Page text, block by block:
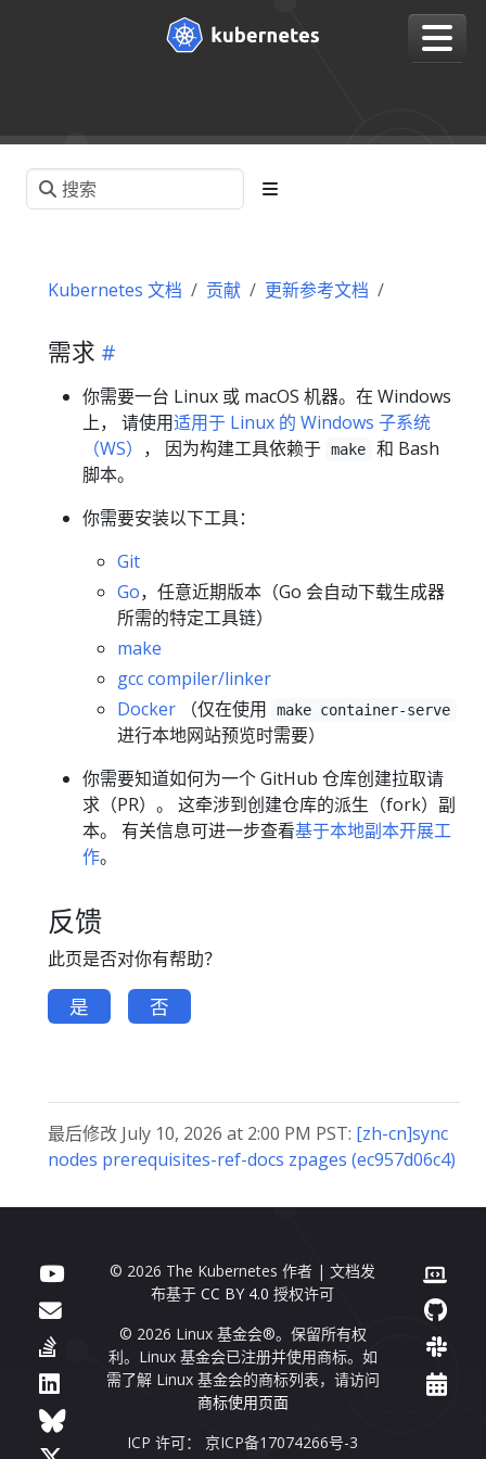
Kubernetes 文档 贡献 更新参考文档
需求
你需要一台 Linux 或 macOS 机器。在 Windows
上， 请使用适用于 Linux 的 Windows 子系统
（WS） ， 因为构建工具依赖于 make
和 Bash
脚本。
你需要安装以下工具：
Git
Go，任意近期版本（Go 会自动下载生成器
所需的特定工具链）
make
gcc compiler/linker
Docker （仅在使用 make container-serve
进行本地网站预览时需要）
你需要知道如何为一个 GitHub 仓库创建拉取请
求（PR）。 这牵涉到创建仓库的派生（fork）副
本。 有关信息可进一步查看基于本地副本开展工
作。
反馈
此页是否对你有帮助？
是 否
最后修改 July 10, 2026 at 2:00 PM PST: [zh-cn]sync
nodes prerequisites-ref-docs zpages (ec957d06c4)
© 2026 The Kubernetes 作者 | 文档发
布基于CC BY 4.0 授权许可
© 2026 Linux 基金会®。保留所有权
利。Linux 基金会已注册并使用商标。如
需了解 Linux 基金会的商标列表，请访问
商标使用页面
ICP 许可： 京ICP备17074266号-3